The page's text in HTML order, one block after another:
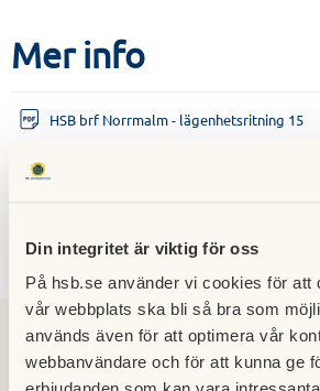
Din integritet är viktig för oss
På hsb.se använder vi cookies för att
vår webbplats ska bli så bra som
används även för att optimera vår
webbanvändare och för att kunna ge
Mer info
HSB brf Norrmalm - lägenhetsritning 15
Kontakt